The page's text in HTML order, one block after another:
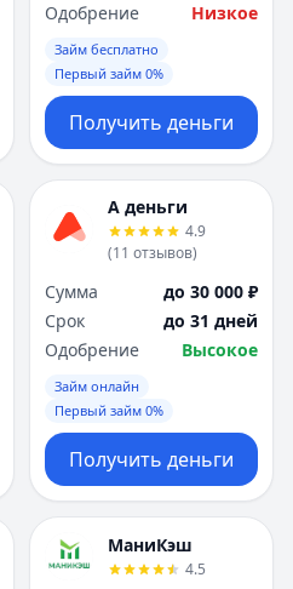
Одобрение
Низкое
Займ бесплатно
Первый займ 0%
Получить деньги
А деньги
4.9
(11 отзывов)
Сумма
до 30 000 ₽
Срок
до 31 дней
Одобрение
Высокое
Займ онлайн
Первый займ 0%
Получить деньги
МаниКэш
4.5